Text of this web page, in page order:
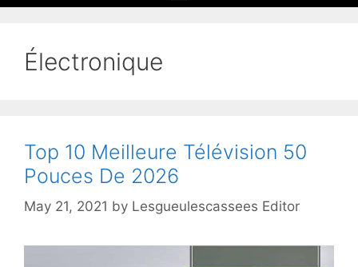
Électronique
Top 10 Meilleure Télévision 50
Pouces De 2026
May 21, 2021 by Lesgueulescassees Editor